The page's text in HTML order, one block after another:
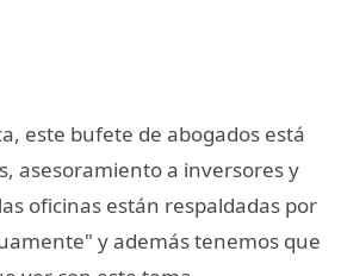
este bufete de abogados está
asesoramiento a inversores y
oficinas están respaldadas por
y además tenemos que